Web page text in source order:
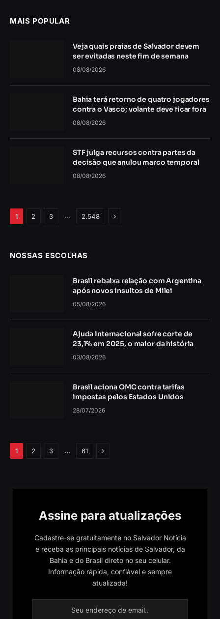
MAIS POPULAR
Veja quais praias de Salvador devem
ser evitadas neste fim de semana
08/08/2026
Bahia terá retorno de quatro jogadores
contra o Vasco; volante deve ficar fora
08/08/2026
STF julga recursos contra partes da
decisão que anulou marco temporal
08/08/2026
1 2 3 … 2.548 Próximo
NOSSAS ESCOLHAS
Brasil rebaixa relação com Argentina
após novos insultos de Milei
05/08/2026
Ajuda internacional sofre corte de
23,1% em 2025, o maior da história
03/08/2026
Brasil aciona OMC contra tarifas
impostas pelos Estados Unidos
28/07/2026
1 2 3 … 61 Próximo
Assine para atualizações
Cadastre-se gratuitamente no Salvador Notícia
e receba as principais notícias de Salvador, da
Bahia e do Brasil direto no seu celular.
Informação rápida, confiável e sempre
atualizada!